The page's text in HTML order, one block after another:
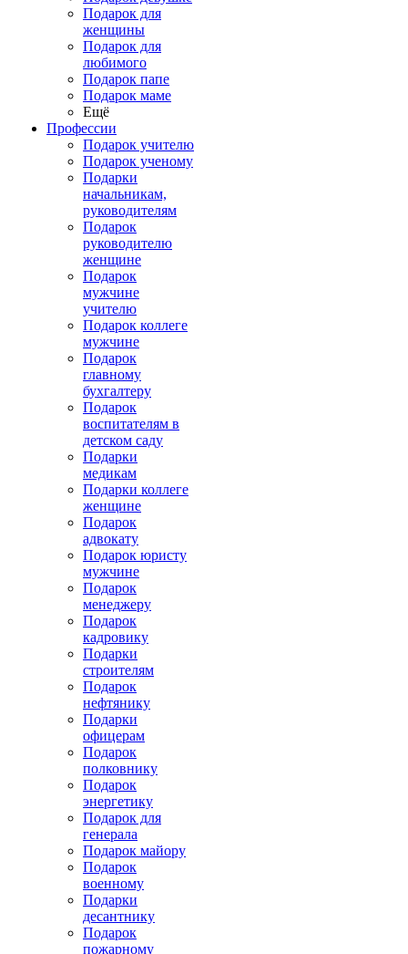
Подарок для
женщины
Подарок для
любимого
Подарок папе
Подарок маме
Ещё
Профессии
Подарок учителю
Подарок ученому
Подарки
начальникам,
руководителям
Подарок
руководителю
женщине
Подарок
мужчине
учителю
Подарок коллеге
мужчине
Подарок
главному
бухгалтеру
Подарок
воспитателям в
детском саду
Подарки
медикам
Подарки коллеге
женщине
Подарок
адвокату
Подарок юристу
мужчине
Подарок
менеджеру
Подарок
кадровику
Подарки
строителям
Подарок
нефтянику
Подарки
офицерам
Подарок
полковнику
Подарок
энергетику
Подарок для
генерала
Подарок майору
Подарок
военному
Подарки
десантнику
Подарок
пожарному